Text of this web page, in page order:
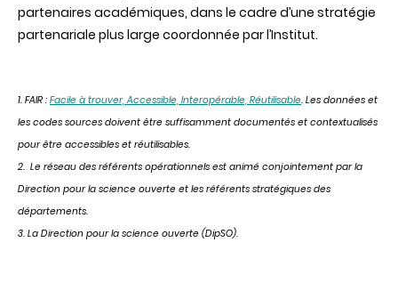
partenaires académiques, dans le cadre d’une stratégie
partenariale plus large coordonnée par l’Institut.
1. FAIR : Facile à trouver, Accessible, Interopérable, Réutilisable. Les données et
les codes sources doivent être suffisamment documentés et contextualisés
pour être accessibles et réutilisables.
2. Le réseau des référents opérationnels est animé conjointement par la
Direction pour la science ouverte et les référents stratégiques des
départements.
3. La Direction pour la science ouverte (DipSO).